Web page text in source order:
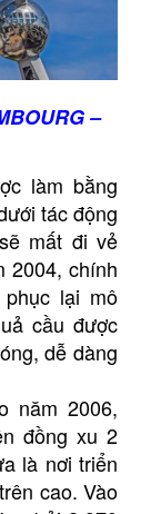
–
làm bằng
tác động
mất đi vẻ
2004, chính
lại mô
cầu được
dễ dàng
năm 2006,
đồng xu 2
là nơi triển
cao. Vào